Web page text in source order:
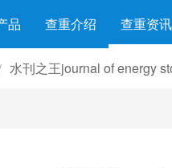
品 查重介绍 查重资讯
水刊之王journal of energy